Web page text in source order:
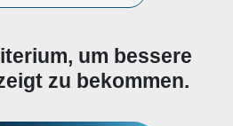
um bessere
zu bekommen.